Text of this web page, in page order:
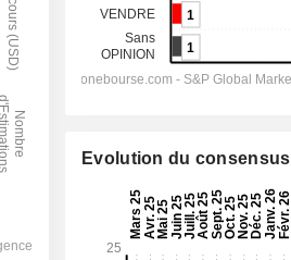
Evolution du consensus